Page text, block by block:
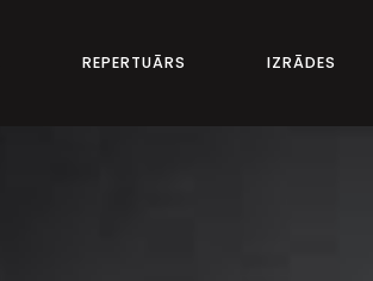
REPERTUĀRS IZRĀDES